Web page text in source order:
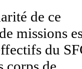
de ce
missions
du